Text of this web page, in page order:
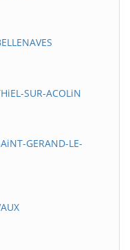
SUR-ACOLiN
GERAND-LE-